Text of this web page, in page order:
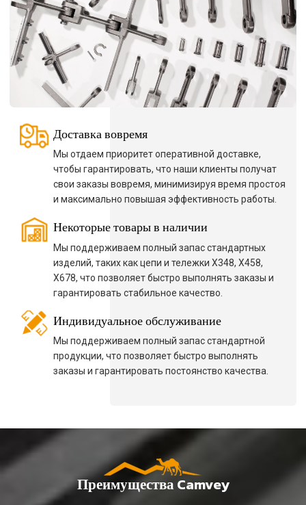
Доставка вовремя
Мы отдаем приоритет оперативной доставке,
чтобы гарантировать, что наши клиенты получат
свои заказы вовремя, минимизируя время простоя
и максимально повышая эффективность работы.
Некоторые товары в наличии
Мы поддерживаем полный запас стандартных
изделий, таких как цепи и тележки X348, X458,
X678, что позволяет быстро выполнять заказы и
гарантировать стабильное качество.
Индивидуальное обслуживание
Мы поддерживаем полный запас стандартной
продукции, что позволяет быстро выполнять
заказы и гарантировать постоянство качества.
Преимущества Camvey